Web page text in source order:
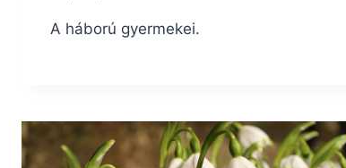
A háború gyermekei.